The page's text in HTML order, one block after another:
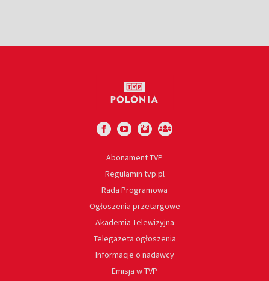
Abonament TVP
Regulamin tvp.pl
Rada Programowa
Ogłoszenia przetargowe
Akademia Telewizyjna
Telegazeta ogłoszenia
Informacje o nadawcy
Emisja w TVP